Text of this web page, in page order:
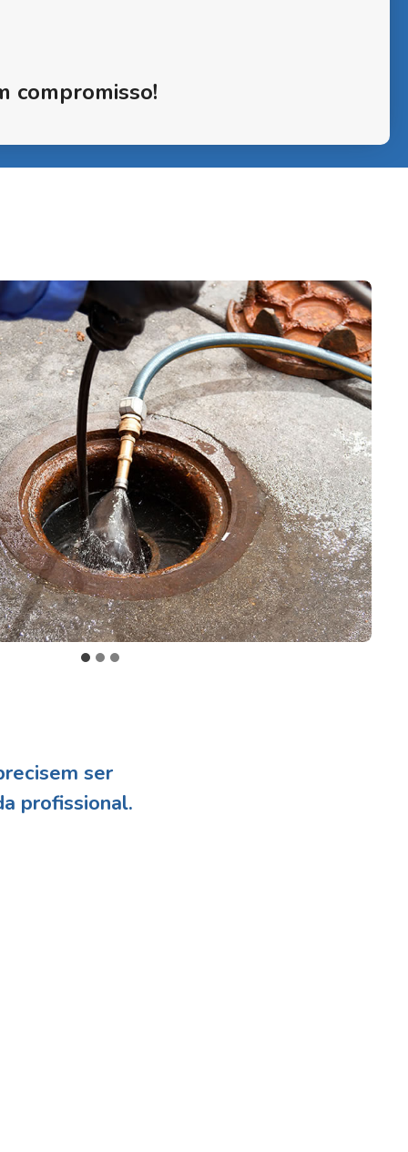
compromisso!
ser
profissional.